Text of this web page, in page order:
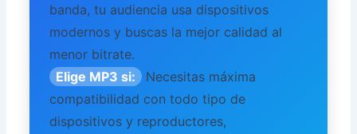
banda, tu audiencia usa dispositivos
modernos y buscas la mejor calidad al
menor bitrate.
Elige MP3 si:
Necesitas máxima
compatibilidad con todo tipo de
dispositivos y reproductores,